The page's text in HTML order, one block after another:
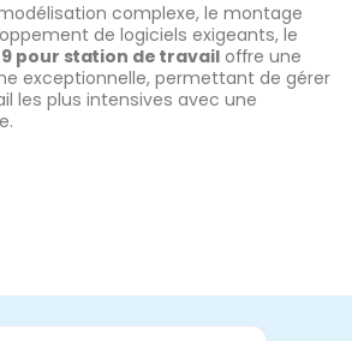
complexe, le montage
de logiciels exigeants, le
pour station de travail offre une
exceptionnelle, permettant de gérer
les plus intensives avec une